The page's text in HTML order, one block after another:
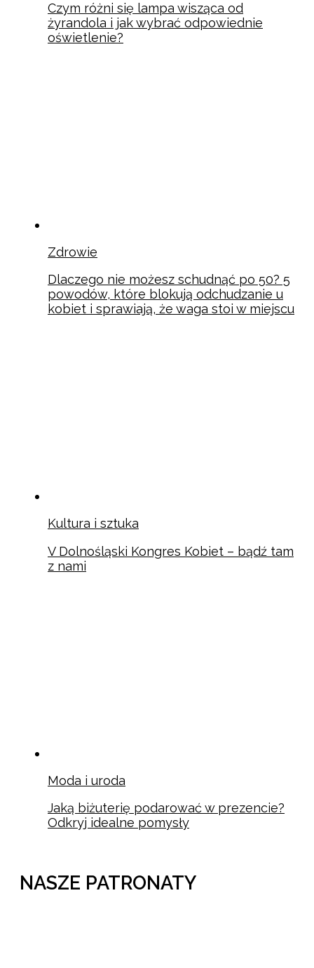
Czym różni się lampa wisząca od
żyrandola i jak wybrać odpowiednie
oświetlenie?
Zdrowie
Dlaczego nie możesz schudnąć po 50? 5
powodów, które blokują odchudzanie u
kobiet i sprawiają, że waga stoi w miejscu
Kultura i sztuka
V Dolnośląski Kongres Kobiet – bądź tam
z nami
Moda i uroda
Jaką biżuterię podarować w prezencie?
Odkryj idealne pomysły
NASZE PATRONATY